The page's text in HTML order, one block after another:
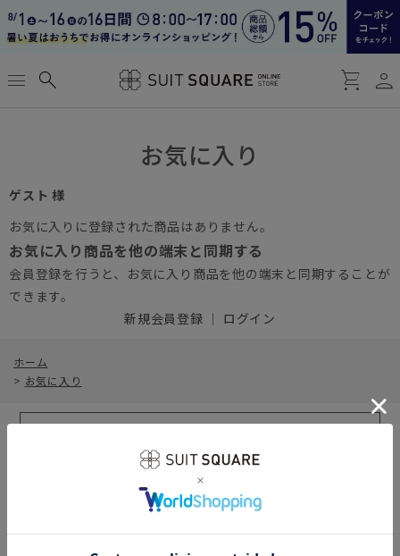
menu search shopping_cart person
お気に入り
ゲスト 様
お気に入りに登録された商品はありません。
お気に入り商品を他の端末と同期する
会員登録を行うと、お気に入り商品を他の端末と同期することが
できます。
新規会員登録 ｜ ログイン
ホーム
> お気に入り
sms